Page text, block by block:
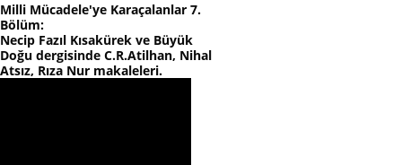
Milli Mücadele'ye Karaçalanlar 7.
Bölüm:
Necip Fazıl Kısakürek ve Büyük
Doğu dergisinde C.R.Atilhan, Nihal
Atsız, Rıza Nur makaleleri.